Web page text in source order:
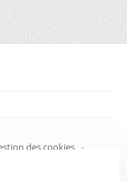
des cookies -